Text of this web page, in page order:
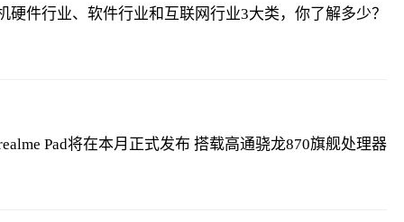
硬件行业、软件行业和互联网行业3大类，你了解多少？
Pad将在本月正式发布 搭载高通骁龙870旗舰处理器